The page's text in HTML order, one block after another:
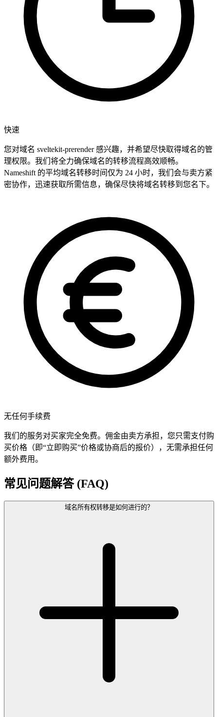
快速
您对域名 sveltekit-prerender 感兴趣，并希望尽快取得域名的管
理权限。我们将全力确保域名的转移流程高效顺畅。
Nameshift 的平均域名转移时间仅为 24 小时，我们会与卖方紧
密协作，迅速获取所需信息，确保尽快将域名转移到您名下。
无任何手续费
我们的服务对买家完全免费。佣金由卖方承担，您只需支付购
买价格（即“立即购买”价格或协商后的报价），无需承担任何
额外费用。
常见问题解答 (FAQ)
域名所有权转移是如何进行的？